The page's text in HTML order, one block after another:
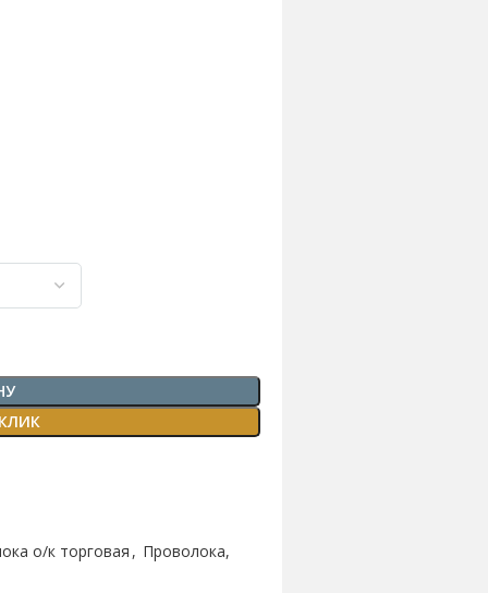
о/к торговая , Проволока,